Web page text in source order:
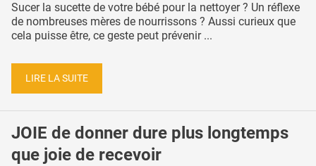
Sucer la sucette de votre bébé pour la nettoyer ? Un réflexe
de nombreuses mères de nourrissons ? Aussi curieux que
cela puisse être, ce geste peut prévenir ...
LIRE LA SUITE
JOIE de donner dure plus longtemps
que joie de recevoir